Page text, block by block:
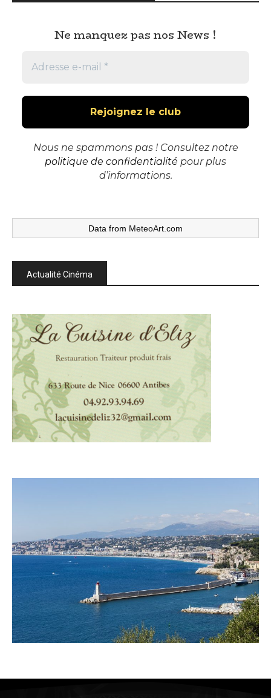
Ne manquez pas nos News !
Nous ne spammons pas ! Consultez notre
politique de confidentialité pour plus
d’informations.
Data from MeteoArt.com
Actualité Cinéma